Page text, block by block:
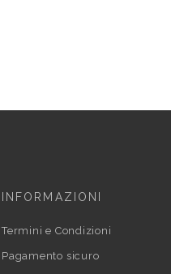
INFORMAZIONI
Termini e Condizioni
Pagamento sicuro